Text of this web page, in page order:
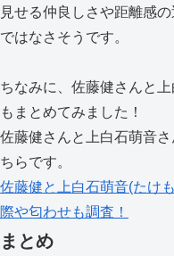
見せる仲良しさや距離感
ではなさそうです。
ちなみに、佐藤健さんと
もまとめてみました！
佐藤健さんと上白石萌音
ちらです。
佐藤健と上白石萌音(たけ
際や匂わせも調査！
まとめ